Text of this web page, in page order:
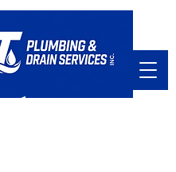
في خدمتكم